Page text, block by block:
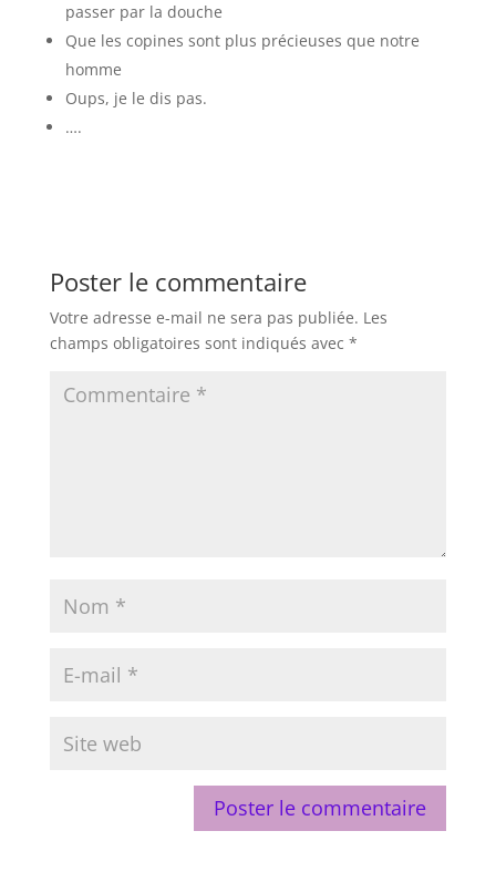
passer par la douche
Que les copines sont plus précieuses que notre
homme
Oups, je le dis pas.
….
Poster le commentaire
Votre adresse e-mail ne sera pas publiée. Les
champs obligatoires sont indiqués avec *